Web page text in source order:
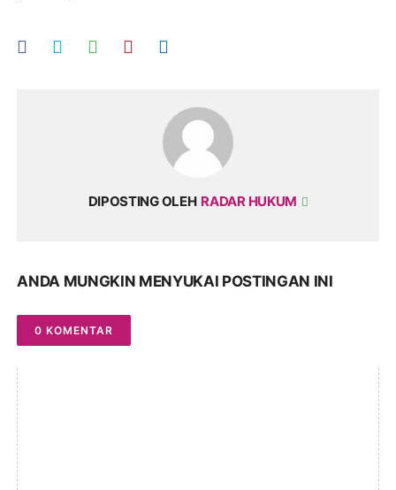
DIPOSTING OLEH RADAR HUKUM
ANDA MUNGKIN MENYUKAI POSTINGAN INI
0 KOMENTAR